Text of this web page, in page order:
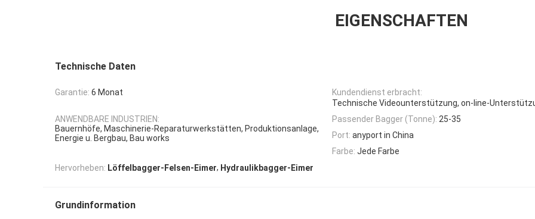
EIGENSCHAFTEN
Technische Daten
Garantie: 6 Monat
Kundendienst erbracht:
Technische Videounterstützung, on-line-
ANWENDBARE INDUSTRIEN:
Bauernhöfe, Maschinerie-Reparaturwerkstätten, Produktionsanlage,
Energie u. Bergbau, Bau works
Passender Bagger (Tonne): 25-35
Port: anyport in China
Farbe: Jede Farbe
Hervorheben: Löffelbagger-Felsen-Eimer, Hydraulikbagger-Eimer
Grundinformation